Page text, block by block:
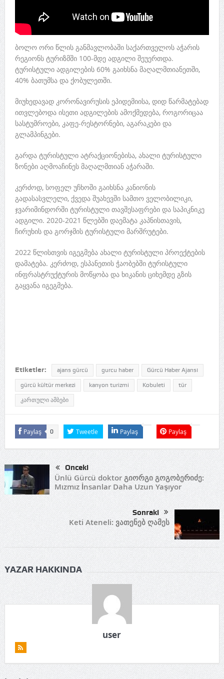
ბოლო ორი წლის განმავლობაში საქართველოს აჭარის
რეგიონს ტურიზმში 100-მდე ადგილი შეუერთდა.
ტურისტული ადგილების 60% გაიხსნა მაღალმთიანეთში,
40% ბათუმსა და ქობულეთში.
მიუხედავად კორონავირუსის ეპიდემიისა, დიდ წარმატებად
ითვლებოდა ისეთი ადგილების ამოქმედება, როგორიცაა
სასტუმროები, კაფე-რესტორნები, აგარაკები და
გლამპინგები.
გარდა ტურისტული ატრაქციონებისა, ახალი ტურისტული
ზონები აღმოაჩინეს მაღალმთიან აჭარაში.
კერძოდ, სოფელ უჩხოში გაიხსნა კანიონის
გადასასვლელი, ქვედა შუახევში სამთო ველობილიკი,
ჯვარიმინდორში ტურისტული თავშესაფრები და საპიკნიკე
ადგილი. 2020-2021 წლებში დაემატა კაპნისთავის,
ჩირუხის და გორჯმის ტურისტული მარშრუტები.
2022 წლისთვის იგეგმება ახალი ტურისტული პროექტების
დამატება. კერძოდ, ესპანეთის ჭაობებში ტურისტული
ინფრასტრუქტურის მოწყობა და ხიკანის ციხემდე გზის
გაყვანა იგეგმება.
Etiketler: ajans gürcü gurcu haber Gürcü Haber Ajansı
gürcü kültür merkezi kanyon turizmi Kobuleti tür
კართული ამბები
Paylaş 0 Tweetle Paylaş Paylaş
Önceki
Ünlü Gürcü doktor გიორგი გოგობერიძე:
Mızmız İnsanlar Daha Uzun Yaşıyor
Sonraki
Keti Ateneli: ვათენებ ღამეს
YAZAR HAKKINDA
user